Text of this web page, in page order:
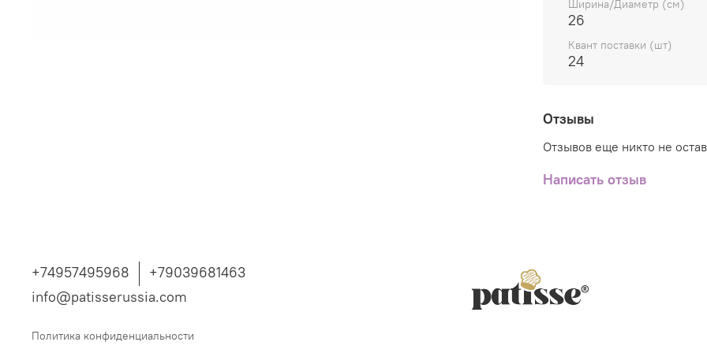
пекарей и
Удобство,
максимально
Ширина/Диаметр (см)
26
Квант поставки (шт)
24
Отзывы
Отзывов еще никто не
Написать отзыв
+74957495968
+79039681463
info@patisserussia.com
Политика конфиденциальности